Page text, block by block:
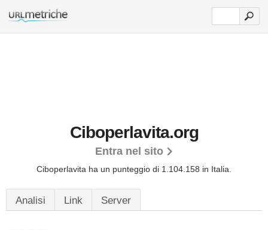
Ciboperlavita.org
Entra nel sito
Ciboperlavita ha un punteggio di 1.104.158 in Italia.
Analisi Link Server